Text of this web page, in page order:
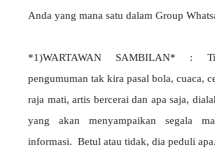
Anda yang mana satu dalam Group
*1)WARTAWAN SAMBILAN* :
pengumuman tak kira pasal bola, cuaca,
raja mati, artis bercerai dan apa saja,
yang akan menyampaikan segala
informasi. Betul atau tidak, dia peduli